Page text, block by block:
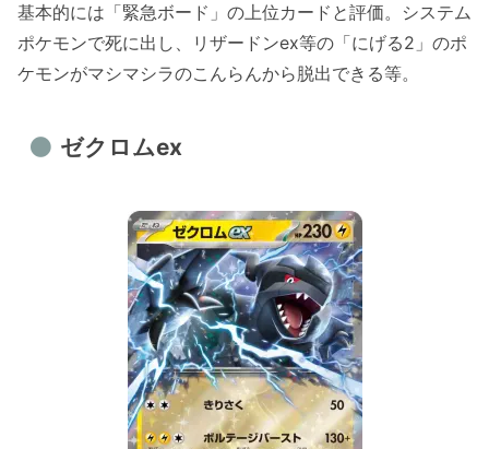
基本的には「緊急ボード」の上位カードと評価。システム
ポケモンで死に出し、リザードンex等の「にげる2」のポ
ケモンがマシマシラのこんらんから脱出できる等。
ゼクロムex